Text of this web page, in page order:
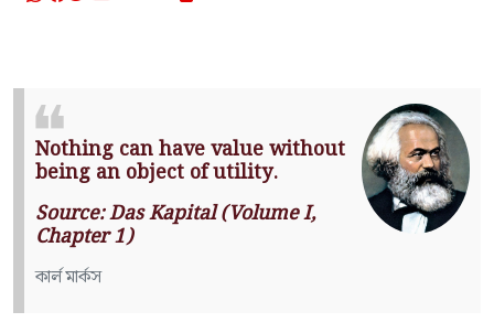
Nothing can have value without
being an object of utility.
Source: Das Kapital (Volume I,
Chapter 1)
কার্ল মার্কস